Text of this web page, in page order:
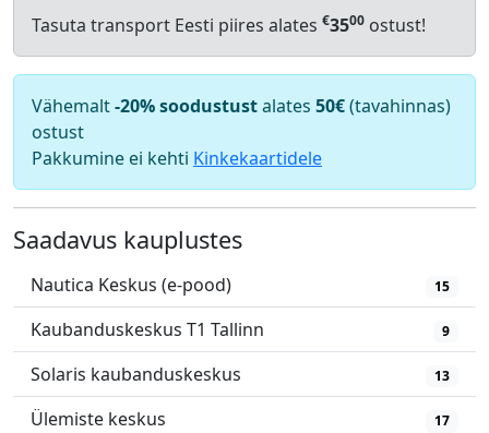
Tasuta transport Eesti piires alates €3500 ostust!
Vähemalt-20% soodustustalates 50€(tavahinnas)
ostust
Pakkumine ei kehti Kinkekaartidele
Saadavus kauplustes
Nautica Keskus (e-pood) 15
Kaubanduskeskus T1 Tallinn 9
Solaris kaubanduskeskus 13
Ülemiste keskus 17